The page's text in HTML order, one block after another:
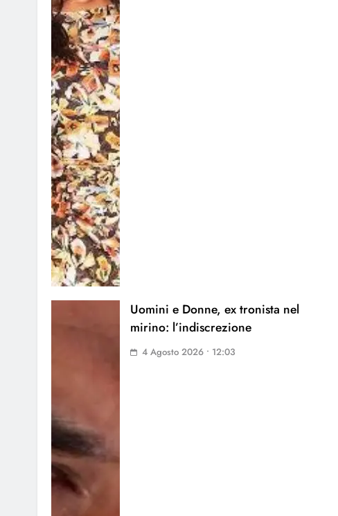
Uomini e Donne, ex tronista nel
mirino: l’indiscrezione
4 Agosto 2026 • 12:03